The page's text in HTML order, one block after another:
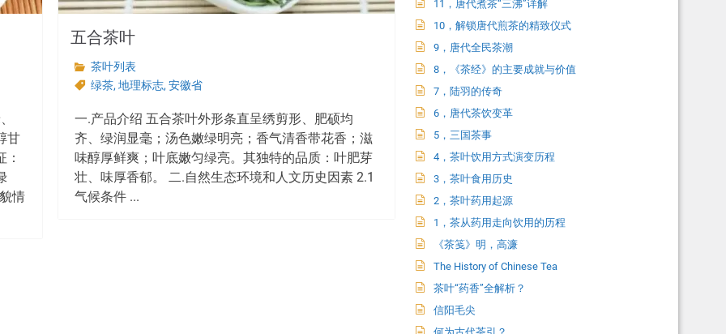
甘
情
五合茶叶
茶叶列表
绿茶, 地理标志, 安徽省
一.产品介绍 五合茶叶外形条直呈绣剪形、肥硕均
齐、绿润显毫；汤色嫩绿明亮；香气清香带花香；滋
味醇厚鲜爽；叶底嫩匀绿亮。其独特的品质：叶肥芽
壮、味厚香郁。 二.自然生态环境和人文历史因素 2.1
气候条件 ...
11，唐代煮茶“三沸”详解
10，解锁唐代煎茶的精致仪式
9，唐代全民茶潮
8，《茶经》的主要成就与价值
7，陆羽的传奇
6，唐代茶饮变革
5，三国茶事
4，茶叶饮用方式演变历程
3，茶叶食用历史
2，茶叶药用起源
1，茶从药用走向饮用的历程
《茶笺》明，高濂
The History of Chinese Tea
茶叶“药香”全解析？
信阳毛尖